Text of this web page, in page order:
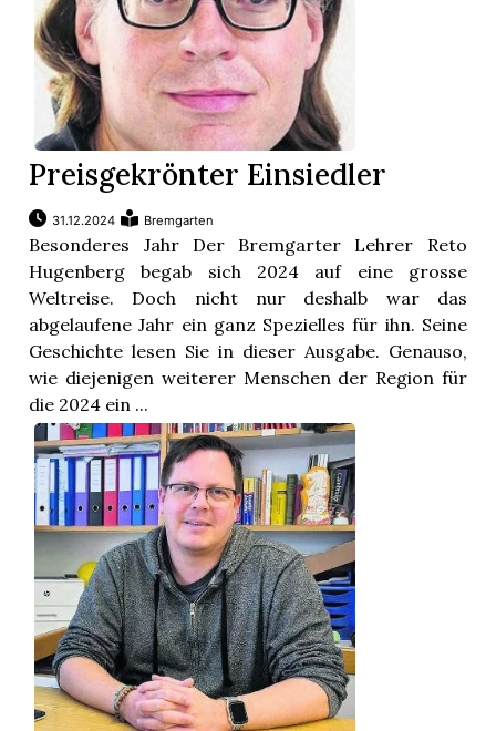
Preisgekrönter Einsiedler
31.12.2024 Bremgarten
Besonderes Jahr Der Bremgarter Lehrer Reto
Hugenberg begab sich 2024 auf eine grosse
Weltreise. Doch nicht nur deshalb war das
abgelaufene Jahr ein ganz Spezielles für ihn. Seine
Geschichte lesen Sie in dieser Ausgabe. Genauso,
wie diejenigen weiterer Menschen der Region für
die 2024 ein ...